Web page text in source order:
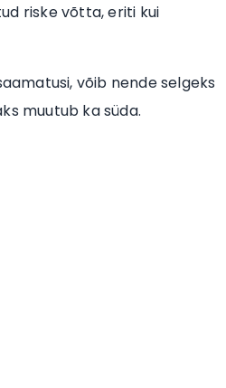
riske võtta, eriti kui
võib nende selgeks
muutub ka süda.